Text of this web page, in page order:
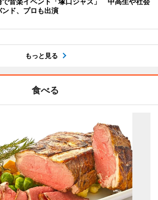
ンド、プロも出演
もっと見る
食べる